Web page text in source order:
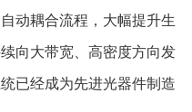
动耦合流程，大幅提升生
向大带宽、高密度方向发
已经成为先进光器件制造